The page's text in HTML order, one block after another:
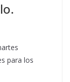
para los